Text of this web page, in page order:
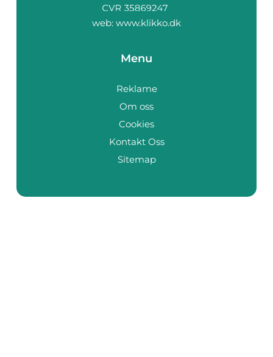
web: www.klikko.dk
Menu
Reklame
Om oss
Cookies
Kontakt Oss
Sitemap